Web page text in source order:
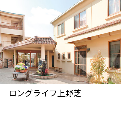
ロングライフ上野芝